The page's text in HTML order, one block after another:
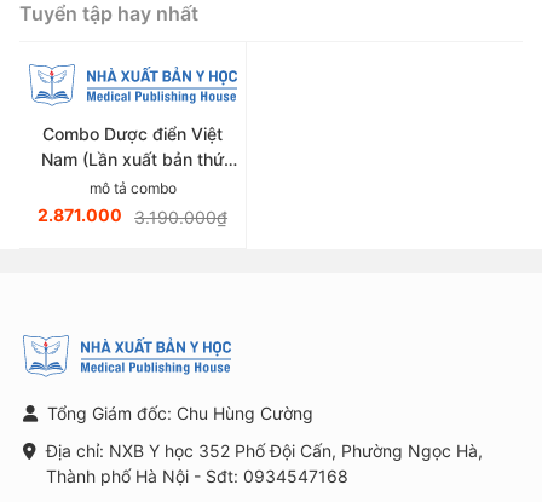
Tuyển tập hay nhất
Combo Dược điển Việt
Nam (Lần xuất bản thứ
sáu)
mô tả combo
2.871.000 3.190.000₫
Tổng Giám đốc: Chu Hùng Cường
Địa chỉ: NXB Y học 352 Phố Đội Cấn, Phường Ngọc Hà,
Thành phố Hà Nội - Sđt: 0934547168